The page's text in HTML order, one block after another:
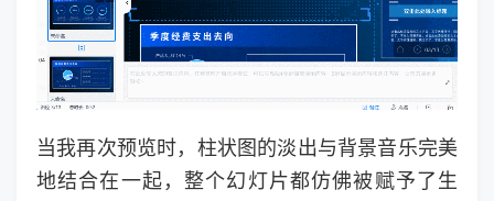
当我再次预览时，柱状图的淡出与背景音乐完美
地结合在一起，整个幻灯片都仿佛被赋予了生